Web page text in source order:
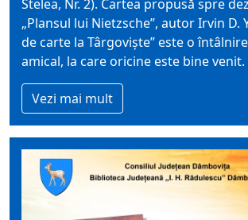
Stelea, Nr. 2). Cartea propusă spre
„Plansul lui Nietzsche”, autor Irvin D.
de carte la Târgovişte” este o
amical, la care oricine este bine venit.
Vezi mai mult